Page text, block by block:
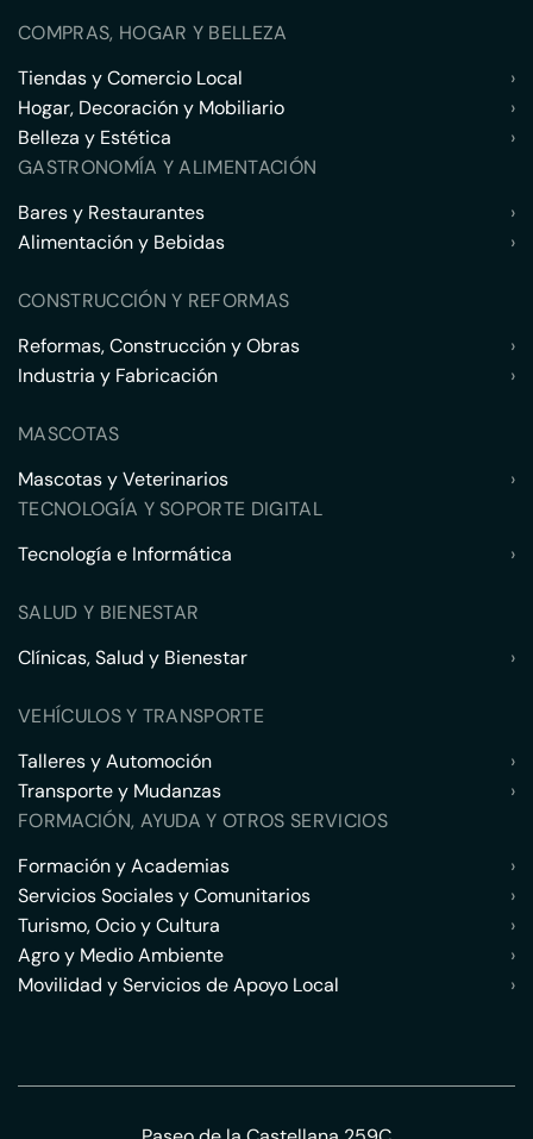
COMPRAS, HOGAR Y BELLEZA
Tiendas y Comercio Local
›
Hogar, Decoración y Mobiliario
›
Belleza y Estética
›
GASTRONOMÍA Y ALIMENTACIÓN
Bares y Restaurantes
›
Alimentación y Bebidas
›
CONSTRUCCIÓN Y REFORMAS
Reformas, Construcción y Obras
›
Industria y Fabricación
›
MASCOTAS
Mascotas y Veterinarios
›
TECNOLOGÍA Y SOPORTE DIGITAL
Tecnología e Informática
›
SALUD Y BIENESTAR
Clínicas, Salud y Bienestar
›
VEHÍCULOS Y TRANSPORTE
Talleres y Automoción
›
Transporte y Mudanzas
›
FORMACIÓN, AYUDA Y OTROS SERVICIOS
Formación y Academias
›
Servicios Sociales y Comunitarios
›
Turismo, Ocio y Cultura
›
Agro y Medio Ambiente
›
Movilidad y Servicios de Apoyo Local
›